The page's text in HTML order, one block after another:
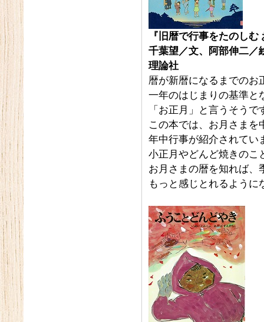
『旧暦で行事をたのしむ
千葉望／文、阿部伸二／
理論社
暦が新暦になるまでのお
一年のはじまりの基準と
「お正月」と言うそうで
この本では、お月さまを
年中行事が紹介されてい
小正月やどんど焼きのこ
お月さまの暦を知れば、
もっと感じとれるように